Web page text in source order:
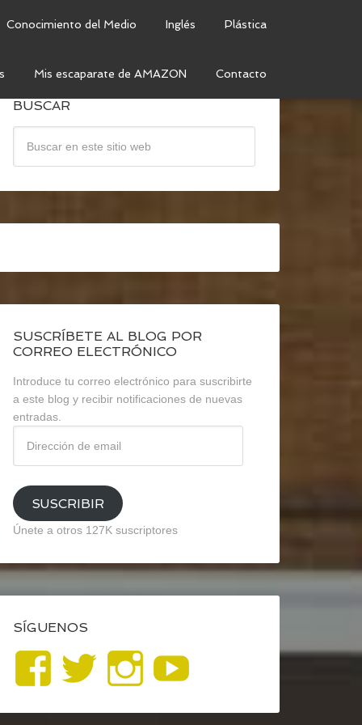
Conocimiento del Medio Inglés Plástica
Mis escaparate de AMAZON Contacto
BUSCAR
SUSCRÍBETE AL BLOG POR
CORREO ELECTRÓNICO
Introduce tu correo electrónico para suscribirte
a este blog y recibir notificaciones de nuevas
entradas.
email
SUSCRIBIR
Únete a otros 127K suscriptores
SÍGUENOS
Ver
perfil
Ver
perfil
Ver
perfil
YouTube